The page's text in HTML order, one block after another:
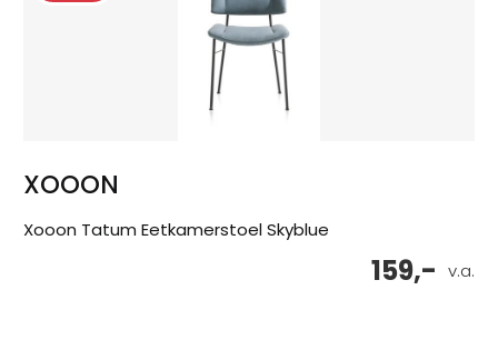
XOOON
Xooon Tatum Eetkamerstoel Skyblue
v.a.
159,-